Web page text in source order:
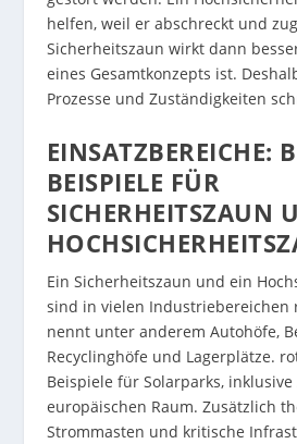
helfen, weil er abschreckt und
Sicherheitszaun wirkt dann
eines Gesamtkonzepts ist.
Prozesse und Zuständigkeiten
EINSATZBEREICHE:
BEISPIELE FÜR
SICHERHEITSZAUN
Ein Sicherheitszaun und ein
sind in vielen Industriebereichen
nennt unter anderem Autohöfe,
Recyclinghöfe und Lagerplätze.
Beispiele für Solarparks,
europäischen Raum. Zusätzlich
Strommasten und kritische